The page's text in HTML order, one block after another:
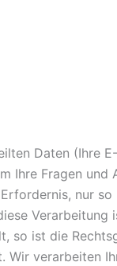
Daten (Ihre
Ihre Fragen und
nur
Verarbeitung
so ist die
Wir verarbeiten